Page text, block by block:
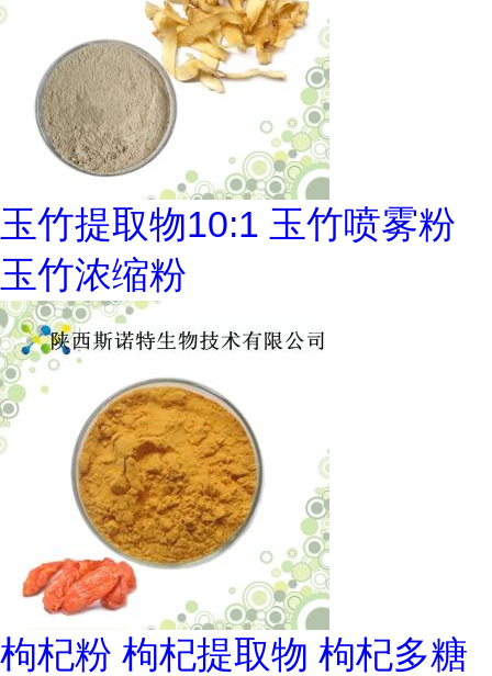
玉竹提取物10:1 玉竹喷雾粉
玉竹浓缩粉
枸杞粉 枸杞提取物 枸杞多糖